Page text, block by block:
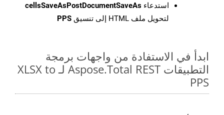
استدعاء cellsSaveAsPostDocumentSaveAs
لتحويل ملف HTML إلى تنسيق
PPS
ابدأ في الاستفادة من واجهات برمجة
التطبيقات Aspose.Total REST لـ XLSX to
PPS